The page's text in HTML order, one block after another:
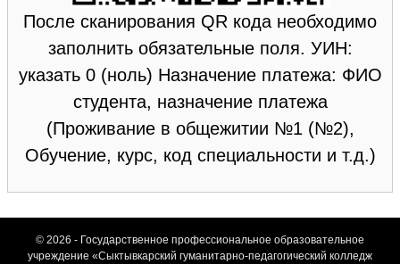
После сканирования QR кода необходимо
заполнить обязательные поля. УИН:
указать 0 (ноль) Назначение платежа: ФИО
студента, назначение платежа
(Проживание в общежитии №1 (№2),
Обучение, курс, код специальности и т.д.)
© 2026 - Государственное профессиональное образовательное
учреждение «Сыктывкарский гуманитарно-педагогический колледж